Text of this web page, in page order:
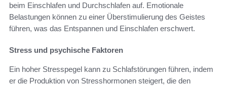
beim Einschlafen und Durchschlafen auf. Emotionale
Belastungen können zu einer Überstimulierung des Geistes
führen, was das Entspannen und Einschlafen erschwert.
Stress und psychische Faktoren
Ein hoher Stresspegel kann zu Schlafstörungen führen, indem
er die Produktion von Stresshormonen steigert, die den